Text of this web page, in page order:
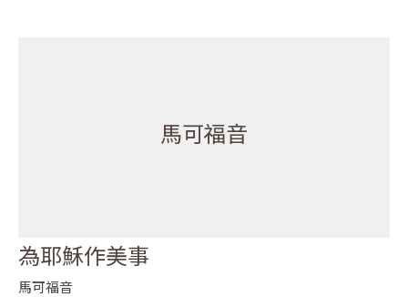
馬可福音
為耶穌作美事
馬可福音